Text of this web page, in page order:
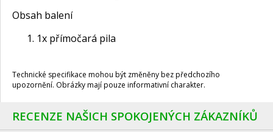
Obsah balení
1x přímočará pila
Technické specifikace mohou být změněny bez předchozího
upozornění. Obrázky mají pouze informativní charakter.
RECENZE NAŠICH SPOKOJENÝCH ZÁKAZNÍKŮ